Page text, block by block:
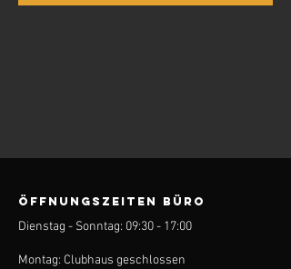
ÖFFNUNGSZEITEN BÜRO
Dienstag - Sonntag: 09:30 - 17:00
Montag: Clubhaus geschlossen